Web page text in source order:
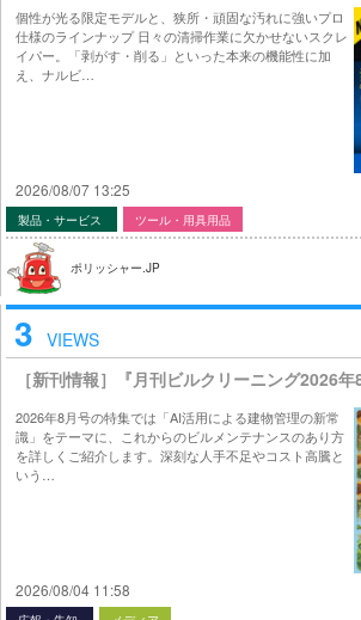
個性が光る限定モデルと、狭所・頑固な汚れに強いプロ
仕様のラインナップ 日々の清掃作業に欠かせないスクレ
イパー。「剥がす・削る」といった本来の機能性に加
え、ナルビ…
2026/08/07 13:25
製品・サービス ツール・用具用品
ポリッシャー.JP
3 VIEWS
［新刊情報］『月刊ビルクリーニング2026
2026年8月号の特集では「AI活用による建物管理の新常
識」をテーマに、これからのビルメンテナンスのあり方
を詳しくご紹介します。深刻な人手不足やコスト高騰と
いう…
2026/08/04 11:58